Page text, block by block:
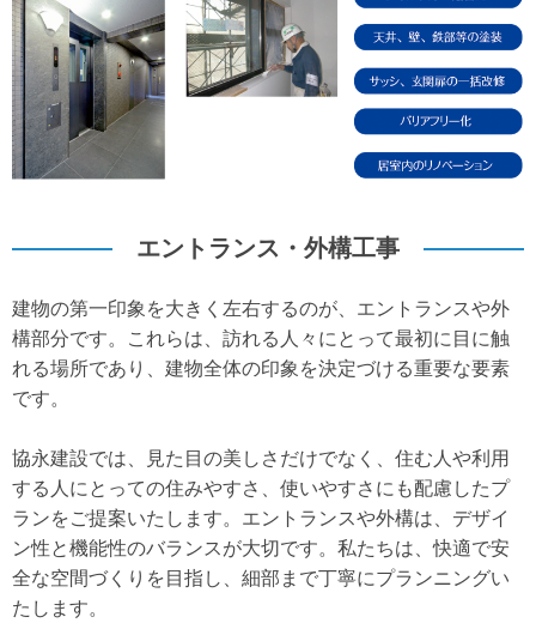
エントランス・外構工事
建物の第一印象を大きく左右するのが、エントランスや外
構部分です。これらは、訪れる人々にとって最初に目に触
れる場所であり、建物全体の印象を決定づける重要な要素
です。
協永建設では、見た目の美しさだけでなく、住む人や利用
する人にとっての住みやすさ、使いやすさにも配慮したプ
ランをご提案いたします。エントランスや外構は、デザイ
ン性と機能性のバランスが大切です。私たちは、快適で安
全な空間づくりを目指し、細部まで丁寧にプランニングい
たします。